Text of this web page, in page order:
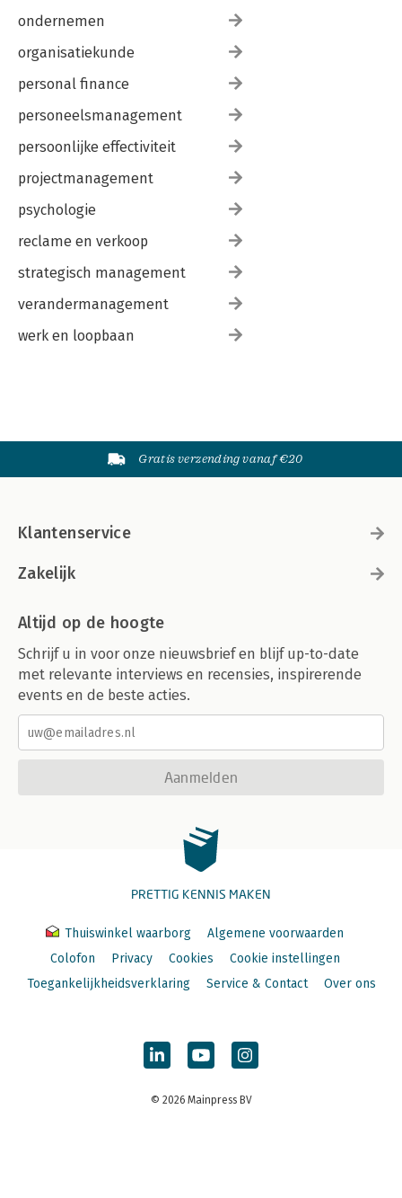
ondernemen
organisatiekunde
personal finance
personeelsmanagement
persoonlijke effectiviteit
projectmanagement
psychologie
reclame en verkoop
strategisch management
verandermanagement
werk en loopbaan
Gratis verzending vanaf €20
Klantenservice
Zakelijk
Altijd op de hoogte
Schrijf u in voor onze nieuwsbrief en blijf up-to-date
met relevante interviews en recensies, inspirerende
events en de beste acties.
Aanmelden
PRETTIG KENNIS MAKEN
Thuiswinkel waarborg
Algemene voorwaarden
Colofon
Privacy Cookies
Cookie instellingen
Toegankelijkheidsverklaring
Service & Contact Over ons
© 2026 Mainpress BV